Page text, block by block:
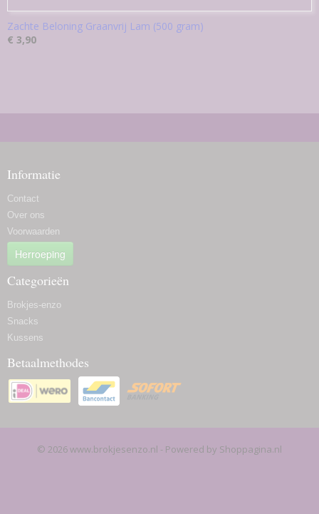
Zachte Beloning Graanvrij Lam (500 gram)
€ 3,90
Informatie
Contact
Over ons
Voorwaarden
Herroeping
Categorieën
Brokjes-enzo
Snacks
Kussens
Betaalmethodes
© 2026 www.brokjesenzo.nl - Powered by Shoppagina.nl